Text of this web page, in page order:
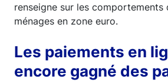
renseigne sur les comportements
ménages en zone euro.
Les paiements en
encore gagné des